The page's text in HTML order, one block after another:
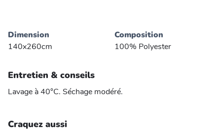
Dimension
140x260cm
Composition
100% Polyester
Entretien & conseils
Lavage à 40°C. Séchage modéré.
Craquez aussi